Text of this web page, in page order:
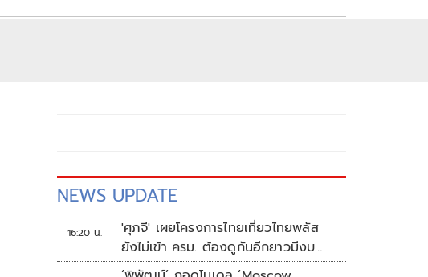
NEWS UPDATE
16:20 น.
'ศุภจี' เผยโครงการไทยเที่ยวไทยพลัส
ยังไม่เข้า ครม. ต้องดูกันอีกยาวมีงบ
เหลือเท่าไหร่